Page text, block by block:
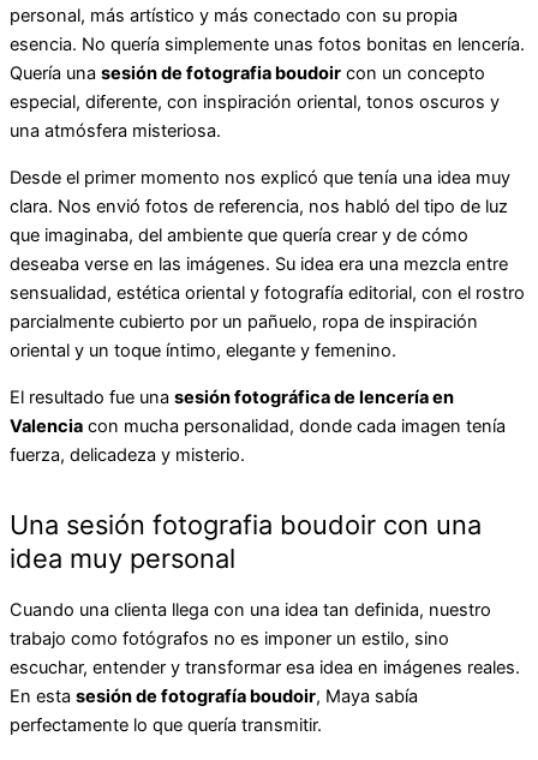
personal, más artístico y más conectado con su propia
esencia. No quería simplemente unas fotos bonitas en lencería.
Quería una sesión de fotografia boudoir con un concepto
especial, diferente, con inspiración oriental, tonos oscuros y
una atmósfera misteriosa.
Desde el primer momento nos explicó que tenía una idea muy
clara. Nos envió fotos de referencia, nos habló del tipo de luz
que imaginaba, del ambiente que quería crear y de cómo
deseaba verse en las imágenes. Su idea era una mezcla entre
sensualidad, estética oriental y fotografía editorial, con el rostro
parcialmente cubierto por un pañuelo, ropa de inspiración
oriental y un toque íntimo, elegante y femenino.
El resultado fue una sesión fotográfica de lencería en
Valencia con mucha personalidad, donde cada imagen tenía
fuerza, delicadeza y misterio.
Una sesión fotografia boudoir con una
idea muy personal
Cuando una clienta llega con una idea tan definida, nuestro
trabajo como fotógrafos no es imponer un estilo, sino
escuchar, entender y transformar esa idea en imágenes reales.
En esta sesión de fotografía boudoir, Maya sabía
perfectamente lo que quería transmitir.